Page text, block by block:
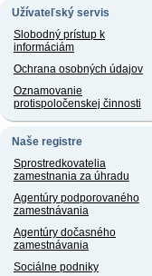
Užívateľský servis
Slobodný prístup k
informáciám
Ochrana osobných údajov
Oznamovanie
protispoločenskej činnosti
Naše registre
Sprostredkovatelia
zamestnania za úhradu
Agentúry podporovaného
zamestnávania
Agentúry dočasného
zamestnávania
Sociálne podniky